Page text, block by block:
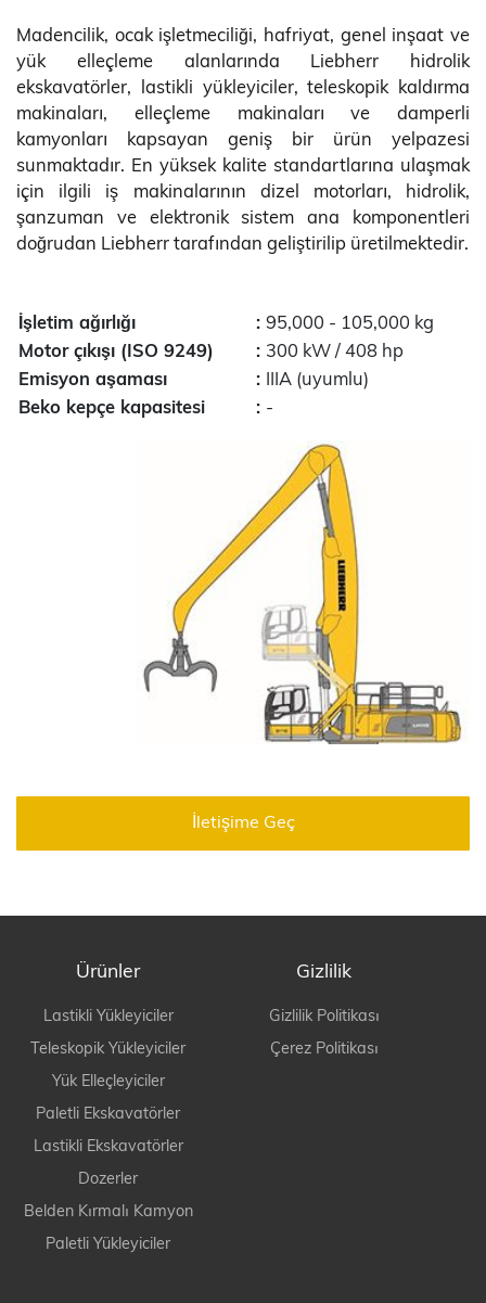
Madencilik, ocak işletmeciliği, hafriyat, genel inşaat ve
yük elleçleme alanlarında Liebherr hidrolik
ekskavatörler, lastikli yükleyiciler, teleskopik kaldırma
makinaları, elleçleme makinaları ve damperli
kamyonları kapsayan geniş bir ürün yelpazesi
sunmaktadır. En yüksek kalite standartlarına ulaşmak
için ilgili iş makinalarının dizel motorları, hidrolik,
şanzuman ve elektronik sistem ana komponentleri
doğrudan Liebherr tarafından geliştirilip üretilmektedir.
İşletim ağırlığı : 95,000 - 105,000 kg
Motor çıkışı (ISO 9249)
: 300 kW / 408 hp
Emisyon aşaması
: IIIA (uyumlu)
Beko kepçe kapasitesi
: -
İletişime Geç
Ürünler
Lastikli Yükleyiciler
Teleskopik Yükleyiciler
Yük Elleçleyiciler
Paletli Ekskavatörler
Lastikli Ekskavatörler
Dozerler
Belden Kırmalı Kamyon
Paletli Yükleyiciler
Gizlilik
Gizlilik Politikası
Çerez Politikası